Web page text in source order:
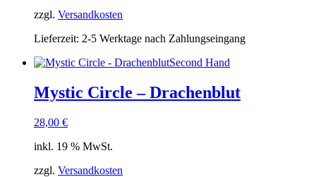
zzgl. Versandkosten
Lieferzeit: 2-5 Werktage nach Zahlungseingang
Second Hand
Mystic Circle – Drachenblut
28,00 €
inkl. 19 % MwSt.
zzgl. Versandkosten